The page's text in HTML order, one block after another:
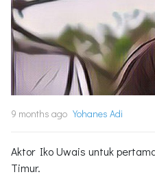
9 months ago Yohanes Adi
Aktor Iko Uwais untuk
Timur.